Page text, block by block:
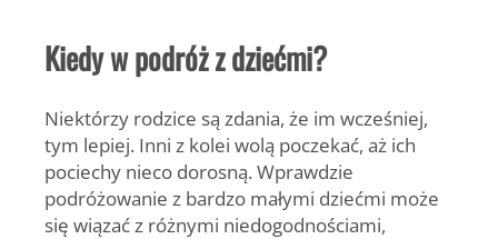
Kiedy w podróż z dziećmi?
Niektórzy rodzice są zdania, że im wcześniej,
tym lepiej. Inni z kolei wolą poczekać, aż ich
pociechy nieco dorosną. Wprawdzie
podróżowanie z bardzo małymi dziećmi może
się wiązać z różnymi niedogodnościami,